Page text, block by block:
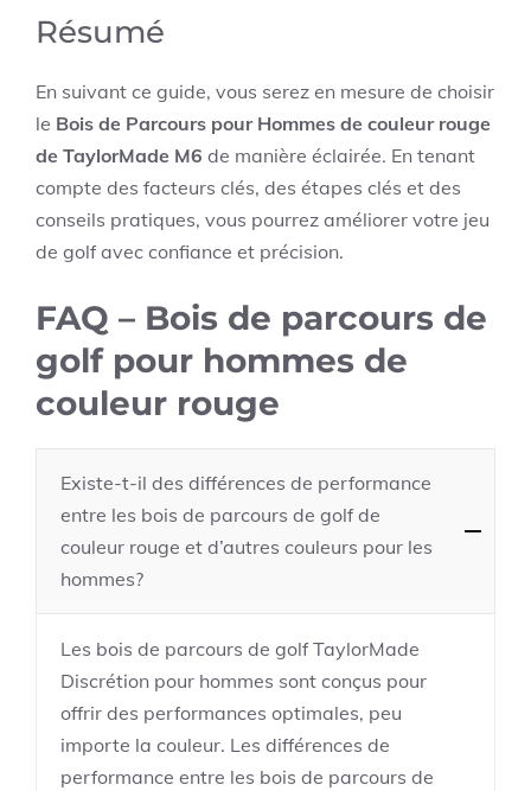
Résumé
En suivant ce guide, vous serez en mesure de choisir
le Bois de Parcours pour Hommes de couleur rouge
de TaylorMade M6 de manière éclairée. En tenant
compte des facteurs clés, des étapes clés et des
conseils pratiques, vous pourrez améliorer votre jeu
de golf avec confiance et précision.
FAQ – Bois de parcours de
golf pour hommes de
couleur rouge
Existe-t-il des différences de performance
entre les bois de parcours de golf de
couleur rouge et d’autres couleurs pour les
hommes?
Les bois de parcours de golf TaylorMade
Discrétion pour hommes sont conçus pour
offrir des performances optimales, peu
importe la couleur. Les différences de
performance entre les bois de parcours de